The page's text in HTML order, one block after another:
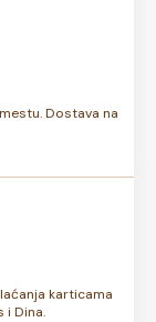
Dostava na
karticama
i Dina.